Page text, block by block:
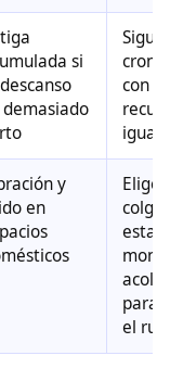
si
demasiado
con
igual
y
en
Elige
para
el